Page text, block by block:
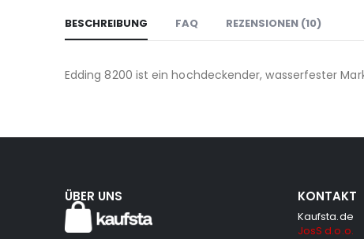
BESCHREIBUNG FAQ REZENSIONEN (10)
Edding 8200 ist ein hochdeckender, wasserfester
ÜBER UNS KONTAKT
Kaufsta.de
JosS d.o.o.